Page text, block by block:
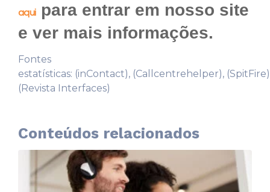
aquipara entrar em nosso site
e ver mais informações.
Fontes
estatísticas: (inContact), (Callcentrehelper),
(Revista Interfaces)
Conteúdos relacionados